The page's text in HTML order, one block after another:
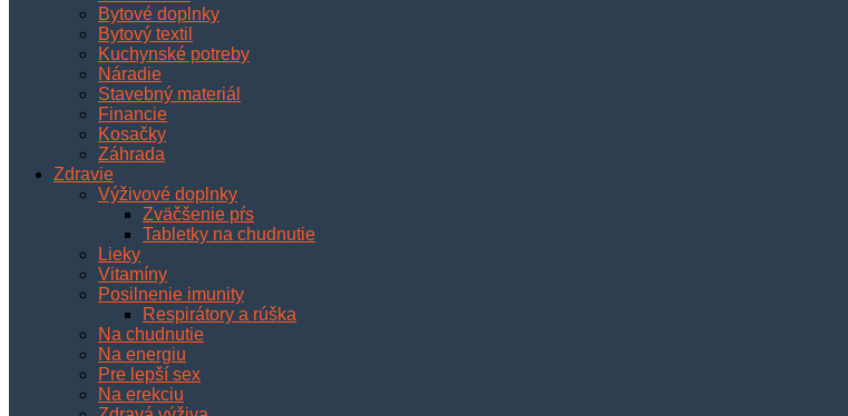
Bytové doplnky
Bytový textil
Kuchynské potreby
Náradie
Stavebný materiál
Financie
Kosačky
Záhrada
Zdravie
Výživové doplnky
Zväčšenie pŕs
Tabletky na chudnutie
Lieky
Vitamíny
Posilnenie imunity
Respirátory a rúška
Na chudnutie
Na energiu
Pre lepší sex
Na erekciu